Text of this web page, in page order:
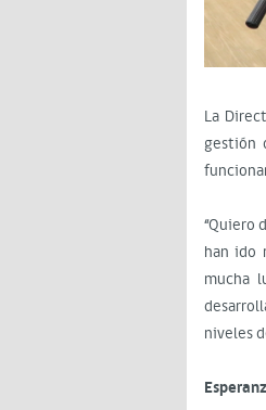
La
gestión
“Quiero
han ido
mucha
niveles